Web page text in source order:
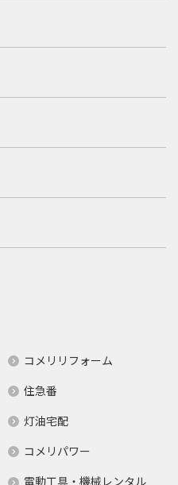
コメリリフォーム
住急番
灯油宅配
コメリパワー
電動工具・機械レンタル